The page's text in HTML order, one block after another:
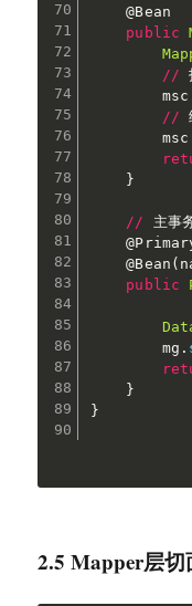
@Bean
public
/ /
        msc
/ /
        msc
}
/ /
主事
@Bean (
public
        mg
.
}
}
2.5 Mapper层切